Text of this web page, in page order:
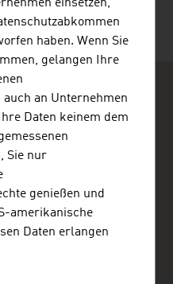
Bukarest
einsetzen,
haben. Wenn Sie
gelangen Ihre
auch an Unternehmen
Daten keinem dem
Sie nur
genießen und
amerikanische
Daten erlangen